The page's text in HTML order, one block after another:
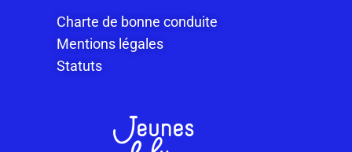
Charte de bonne conduite
Mentions légales
Statuts